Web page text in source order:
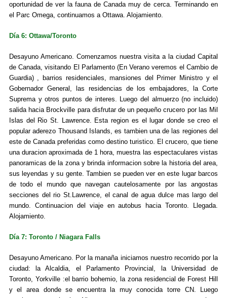
oportunidad de ver la fauna de Canada muy de cerca. Terminando en
el Parc Omega, continuamos a Ottawa. Alojamiento.
Día 6: Ottawa/Toronto
Desayuno Americano. Comenzamos nuestra visita a la ciudad Capital
de Canada, visitando El Parlamento (En Verano veremos el Cambio de
Guardia) , barrios residenciales, mansiones del Primer Ministro y el
Gobernador General, las residencias de los embajadores, la Corte
Suprema y otros puntos de interes. Luego del almuerzo (no incluido)
salida hacia Brockville para disfrutar de un pequeño crucero por las Mil
Islas del Rio St. Lawrence. Esta region es el lugar donde se creo el
popular aderezo Thousand Islands, es tambien una de las regiones del
este de Canada preferidas como destino turistico. El crucero, que tiene
una duracion aproximada de 1 hora, muestra las espectaculares vistas
panoramicas de la zona y brinda informacion sobre la historia del area,
sus leyendas y su gente. Tambien se pueden ver en este lugar barcos
de todo el mundo que navegan cautelosamente por las angostas
secciones del rio St.Lawrence, el canal de agua dulce mas largo del
mundo. Continuacion del viaje en autobus hacia Toronto. Llegada.
Alojamiento.
Día 7: Toronto / Niagara Falls
Desayuno Americano. Por la manaña iniciamos nuestro recorrido por la
ciudad: la Alcaldia, el Parlamento Provincial, la Universidad de
Toronto, Yorkville :el barrio bohemio, la zona residencial de Forest Hill
y el area donde se encuentra la muy conocida torre CN. Luego